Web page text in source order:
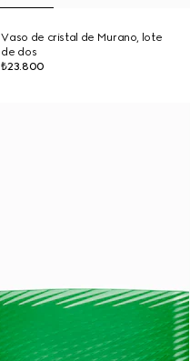
Vaso de cristal de Murano, lote
de dos
₺23.800